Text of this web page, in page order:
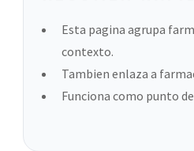
Esta pagina agrupa
contexto.
Tambien enlaza a
Funciona como punto